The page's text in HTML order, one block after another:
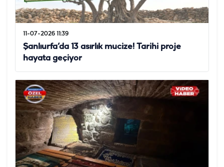
11-07-2026 11:39
Şanlıurfa’da 13 asırlık mucize! Tarihi proje
hayata geçiyor